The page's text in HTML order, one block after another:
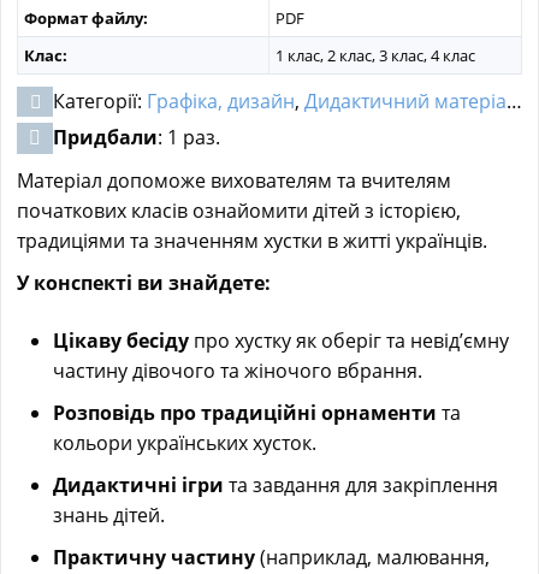
Формат файлу:
PDF
Клас:
1 клас, 2 клас, 3 клас, 4 клас
Категорії: Графіка, дизайн, Дидактичний матеріал ,
Придбали: 1 раз.
Матеріал допоможе вихователям та вчителям
початкових класів ознайомити дітей з історією,
традиціями та значенням хустки в житті українців.
У конспекті ви знайдете:
Цікаву бесіду про хустку як оберіг та невід’ємну
частину дівочого та жіночого вбрання.
Розповідь про традиційні орнаменти та
кольори українських хусток.
Дидактичні ігри та завдання для закріплення
знань дітей.
Практичну частину(наприклад, малювання,